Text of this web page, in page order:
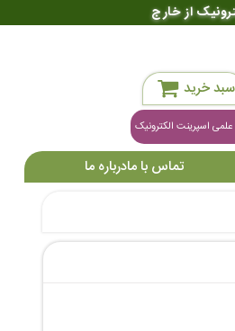
از خارج
اسپرینت الکترونیک
سبد خرید
تماس با مادرباره ما